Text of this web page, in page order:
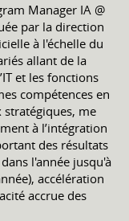
Manager IA @
par la direction
à l'échelle du
allant de la
et les fonctions
compétences en
me
à l’intégration
des résultats
l'année jusqu'à
accélération
accrue des